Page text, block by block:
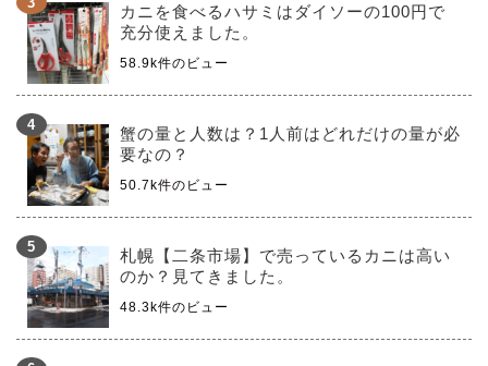
カニを食べるハサミはダイソーの100円で
充分使えました。
58.9k件のビュー
蟹の量と人数は？1人前はどれだけの量が必
要なの？
50.7k件のビュー
札幌【二条市場】で売っているカニは高い
のか？見てきました。
48.3k件のビュー